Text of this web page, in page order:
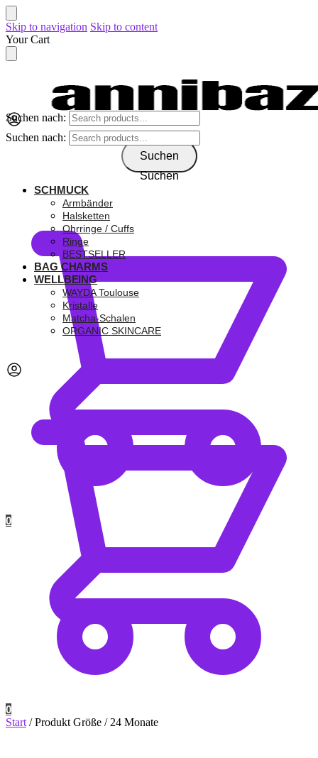
Skip to navigation Skip to content
Your Cart
Suchen nach:
Suchen
0
Suchen nach:
Suchen
SCHMUCK
Armbänder
Halsketten
Ohrringe / Cuffs
Ringe
BESTSELLER
BAG CHARMS
WELLBEING
WAYDA Toulouse
Kristalle
Matcha-Schalen
ORGANIC SKINCARE
0
Start /Produkt Größe / 24 Monate